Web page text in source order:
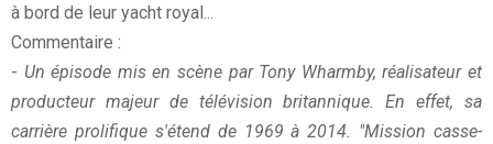
à bord de leur yacht royal...
Commentaire :
- Un épisode mis en scène par Tony Wharmby, réalisateur et
producteur majeur de télévision britannique. En effet, sa
carrière prolifique s'étend de 1969 à 2014. "Mission casse-